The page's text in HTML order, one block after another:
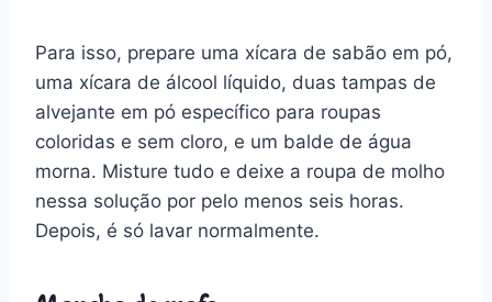
Para isso, prepare uma xícara de sabão em pó,
uma xícara de álcool líquido, duas tampas de
alvejante em pó específico para roupas
coloridas e sem cloro, e um balde de água
morna. Misture tudo e deixe a roupa de molho
nessa solução por pelo menos seis horas.
Depois, é só lavar normalmente.